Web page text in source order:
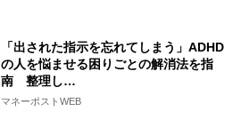
「出された指示を忘れてしまう」ADHD
の人を悩ませる困りごとの解消法を指
南 整理し…
マネーポストWEB